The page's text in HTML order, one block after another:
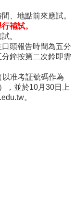
、地點前來應試。
補試。
。
頭報告時間為五分
鐘按第二次鈴即需
准考証號碼作為
，並於10月30日上
。